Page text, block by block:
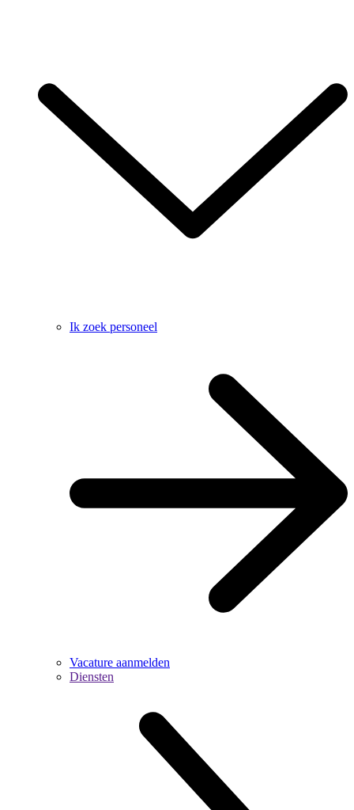
Ik zoek personeel
Vacature aanmelden
Diensten